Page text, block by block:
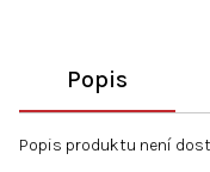
Popis
Popis produktu není